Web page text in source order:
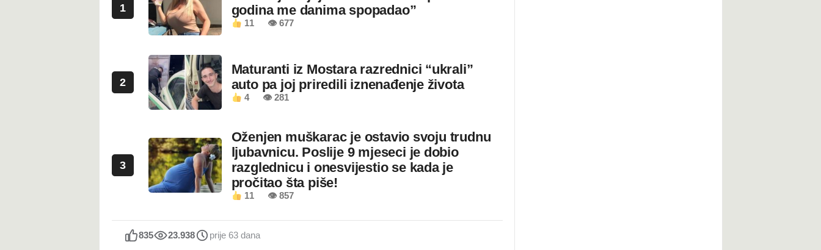
1
godina me danima spopadao”
11 👁 677
2
Maturanti iz Mostara razrednici “ukrali”
auto pa joj priredili iznenađenje života
4 👁 281
3
Oženjen muškarac je ostavio svoju trudnu
ljubavnicu. Poslije 9 mjeseci je dobio
razglednicu i onesvijestio se kada je
pročitao šta piše!
11 👁 857
835 23.938 prije 63 dana